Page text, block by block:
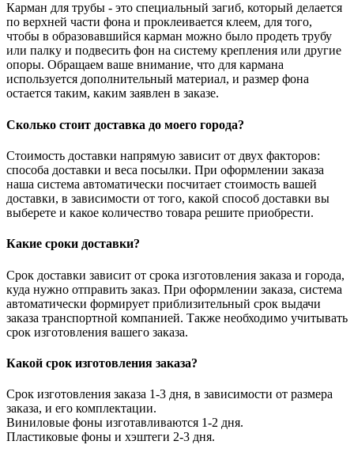
Карман для трубы - это специальный загиб, который делается
по верхней части фона и проклеивается клеем, для того,
чтобы в образовавшийся карман можно было продеть трубу
или палку и подвесить фон на систему крепления или другие
опоры. Обращаем ваше внимание, что для кармана
используется дополнительный материал, и размер фона
остается таким, каким заявлен в заказе.
Сколько стоит доставка до моего города?
Стоимость доставки напрямую зависит от двух факторов:
способа доставки и веса посылки. При оформлении заказа
наша система автоматически посчитает стоимость вашей
доставки, в зависимости от того, какой способ доставки вы
выберете и какое количество товара решите приобрести.
Какие сроки доставки?
Срок доставки зависит от срока изготовления заказа и города,
куда нужно отправить заказ. При оформлении заказа, система
автоматически формирует приблизительный срок выдачи
заказа транспортной компанией. Также необходимо учитывать
срок изготовления вашего заказа.
Какой срок изготовления заказа?
Срок изготовления заказа 1-3 дня, в зависимости от размера
заказа, и его комплектации.
Виниловые фоны изготавливаются 1-2 дня.
Пластиковые фоны и хэштеги 2-3 дня.